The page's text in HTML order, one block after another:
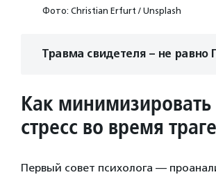
Фото: Christian Erfurt / Unsplash
Травма свидетеля – не равно
Как минимизировать
стресс во время
Первый совет психолога —